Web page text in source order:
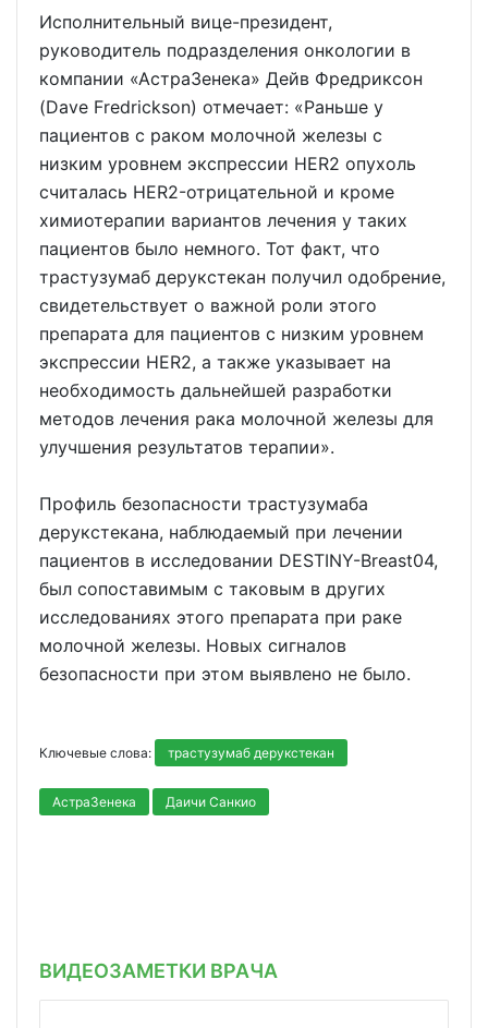
Исполнительный вице-президент,
руководитель подразделения онкологии в
компании «АстраЗенека» Дейв Фредриксон
(Dave Fredrickson) отмечает: «Раньше у
пациентов с раком молочной железы с
низким уровнем экспрессии HER2 опухоль
считалась HER2-отрицательной и кроме
химиотерапии вариантов лечения у таких
пациентов было немного. Тот факт, что
трастузумаб дерукстекан получил одобрение,
свидетельствует о важной роли этого
препарата для пациентов с низким уровнем
экспрессии HER2, а также указывает на
необходимость дальнейшей разработки
методов лечения рака молочной железы для
улучшения результатов терапии».
Профиль безопасности трастузумаба
дерукстекана, наблюдаемый при лечении
пациентов в исследовании DESTINY-Breast04,
был сопоставимым с таковым в других
исследованиях этого препарата при раке
молочной железы. Новых сигналов
безопасности при этом выявлено не было.
Ключевые слова: трастузумаб дерукстекан
АстраЗенека Даичи Санкио
ВИДЕОЗАМЕТКИ ВРАЧА